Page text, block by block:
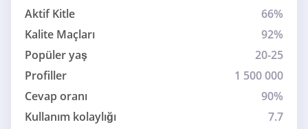
Aktif Kitle
66%
Kalite Maçları
92%
Popüler yaş
20-25
Profiller
1 500 000
Cevap oranı
90%
Kullanım kolaylığı
7.7